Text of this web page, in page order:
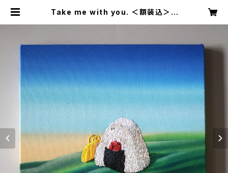
Take me with you. ＜額装込＞ |